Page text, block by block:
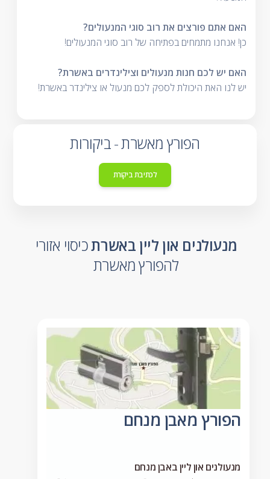
האם אתם פורצים את רוב סוגי המנעולים?
כן! אנחנו מתמחים בפתיחה של רוב סוגי המנעולים!
האם יש לכם חנות מנעולים וצילינדרים באשרת?
יש לנו האת היכולת לספק לכם מנעול או צילינדר באשרת!
הפורץ מאשרת - ביקורות
לכתיבת ביקורת
מנעולנים און ליין באשרתכיסוי אזורי
להפורץ מאשרת
הפורץ מאבן מנחם
מנעולנים און ליין באבן מנחם